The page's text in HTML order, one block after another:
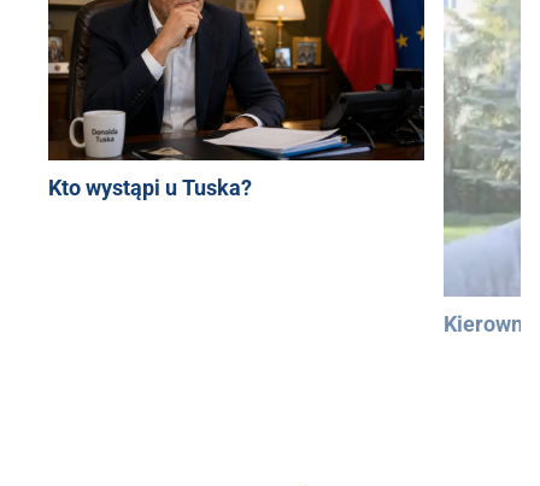
Kto wystąpi u Tuska?